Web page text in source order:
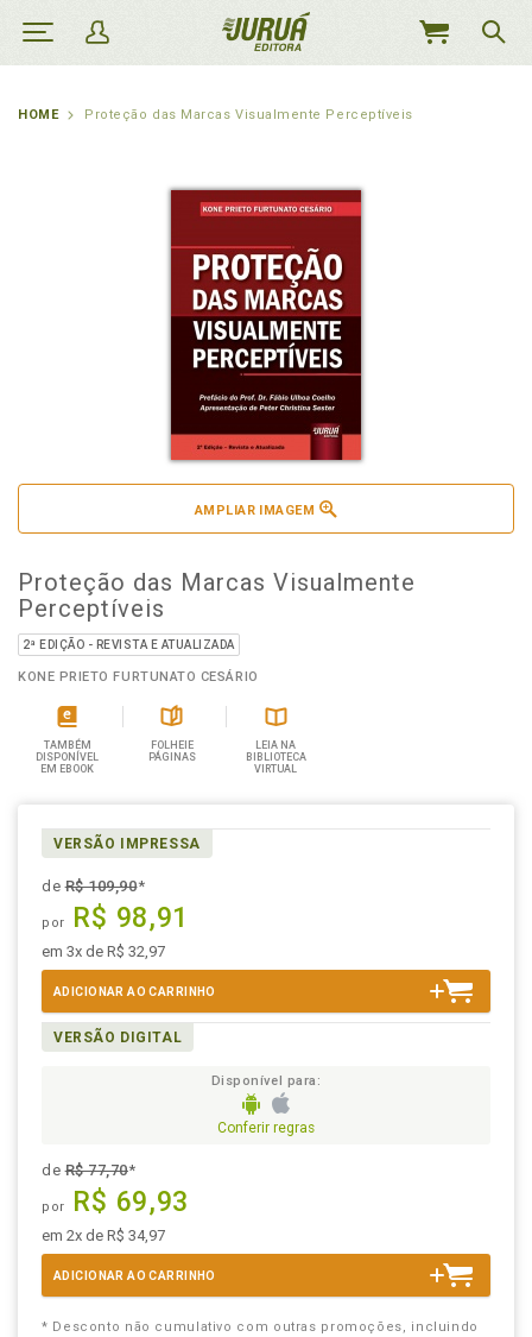
MEU
HOME Proteção das Marcas Visualmente Perceptíveis
AMPLIAR IMAGEM
Proteção das Marcas Visualmente
Perceptíveis
2ª EDIÇÃO - REVISTA E ATUALIZADA
KONE PRIETO FURTUNATO CESÁRIO
TAMBÉM
DISPONÍVEL
EM EBOOK
FOLHEIE
PÁGINAS
LEIA NA
BIBLIOTECA
VIRTUAL
VERSÃO IMPRESSA
deR$ 109,90*
por R$ 98,91
em 3x de R$ 32,97
ADICIONAR AO CARRINHO
VERSÃO DIGITAL
Disponível para:
Conferir regras
deR$ 77,70*
por R$ 69,93
em 2x de R$ 34,97
ADICIONAR AO CARRINHO
* Desconto não cumulativo com outras promoções, incluindo